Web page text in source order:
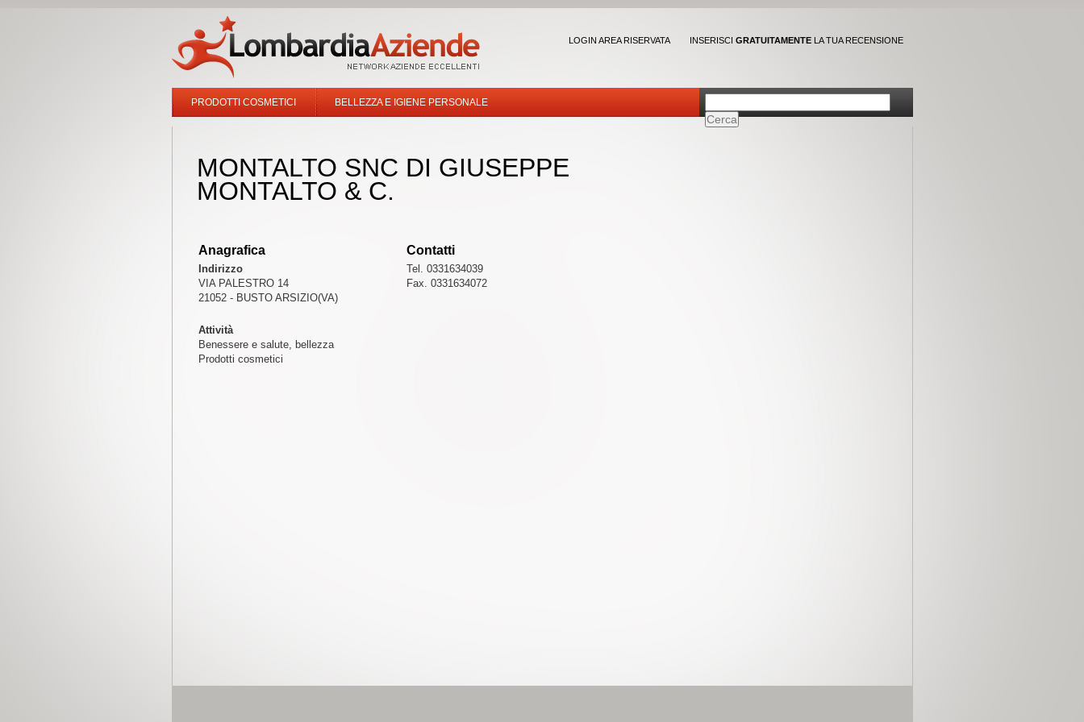
LOGIN AREA RISERVATA INSERISCI GRATUITAMENTELA TUA RECENSIONE
PRODOTTI COSMETICI BELLEZZA E IGIENE PERSONALE
MONTALTO SNC DI GIUSEPPE
MONTALTO & C.
Anagrafica
Indirizzo
VIA PALESTRO 14
21052 - BUSTO ARSIZIO(VA)
Contatti
Tel. 0331634039
Fax. 0331634072
Attività
Benessere e salute, bellezza
Prodotti cosmetici